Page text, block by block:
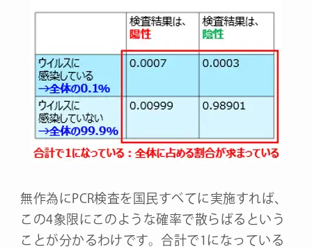
無作為にPCR検査を国民すべてに実施すれば、
この4象限にこのような確率で散らばるという
ことが分かるわけです。合計で1になっている